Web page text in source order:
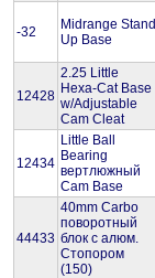
-32
Midrange Stand
Up Base
12428
2.25 Little
Hexa-Cat Base
w/Adjustable
Cam Cleat
12434
Little Ball
Bearing
вертлюжный
Cam Base
44433
40mm Carbo
поворотный
блок с алюм.
Стопором
(150)